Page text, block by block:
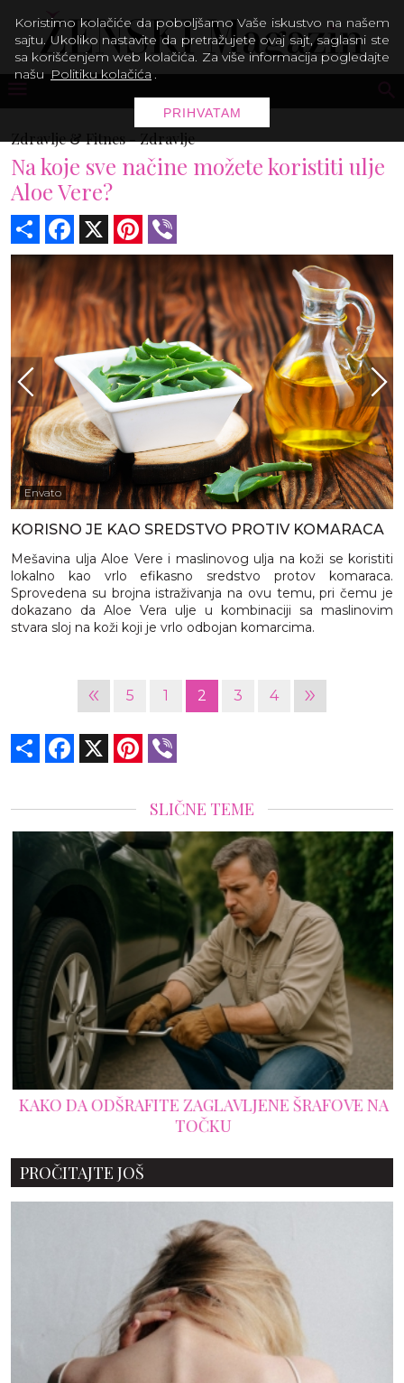
Zdravlje & Fitnes -Zdravlje
Na koje sve načine možete koristiti ulje
Aloe Vere?
Share Facebook Pinterest
Envato
KORISNO JE KAO SREDSTVO PROTIV KOMARACA
Mešavina ulja Aloe Vere i maslinovog ulja na koži se koristiti
lokalno kao vrlo efikasno sredstvo protov komaraca.
Sprovedena su brojna istraživanja na ovu temu, pri čemu je
dokazano da Aloe Vera ulje u kombinaciji sa maslinovim
stvara sloj na koži koji je vrlo odbojan komarcima.
« 5 1 2 3 4 »
Share Facebook Pinterest
SLIČNE TEME
KAKO DA ODŠRAFITE ZAGLAVLJENE ŠRAFOVE NA
TOČKU
PROČITAJTE JOŠ
Koristimo kolačiće da poboljšamo Vaše iskustvo na našem
sajtu. Ukoliko nastavite da pretražujete ovaj sajt, saglasni ste
sa korišćenjem web kolačića. Za više informacija pogledajte
našu Politiku kolačića .
PRIHVATAM